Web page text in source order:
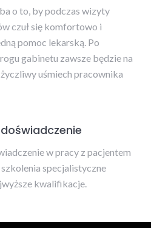
o to, by podczas wizyty
czuł się komfortowo i
pomoc lekarską. Po
gabinetu zawsze będzie na
uśmiech pracownika
w pracy z pacjentem
specjalistyczne
kwalifikacje.